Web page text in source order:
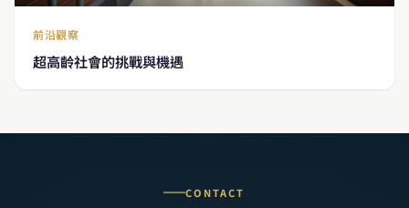
前沿觀察
超高齡社會的挑戰與機遇
CONTACT